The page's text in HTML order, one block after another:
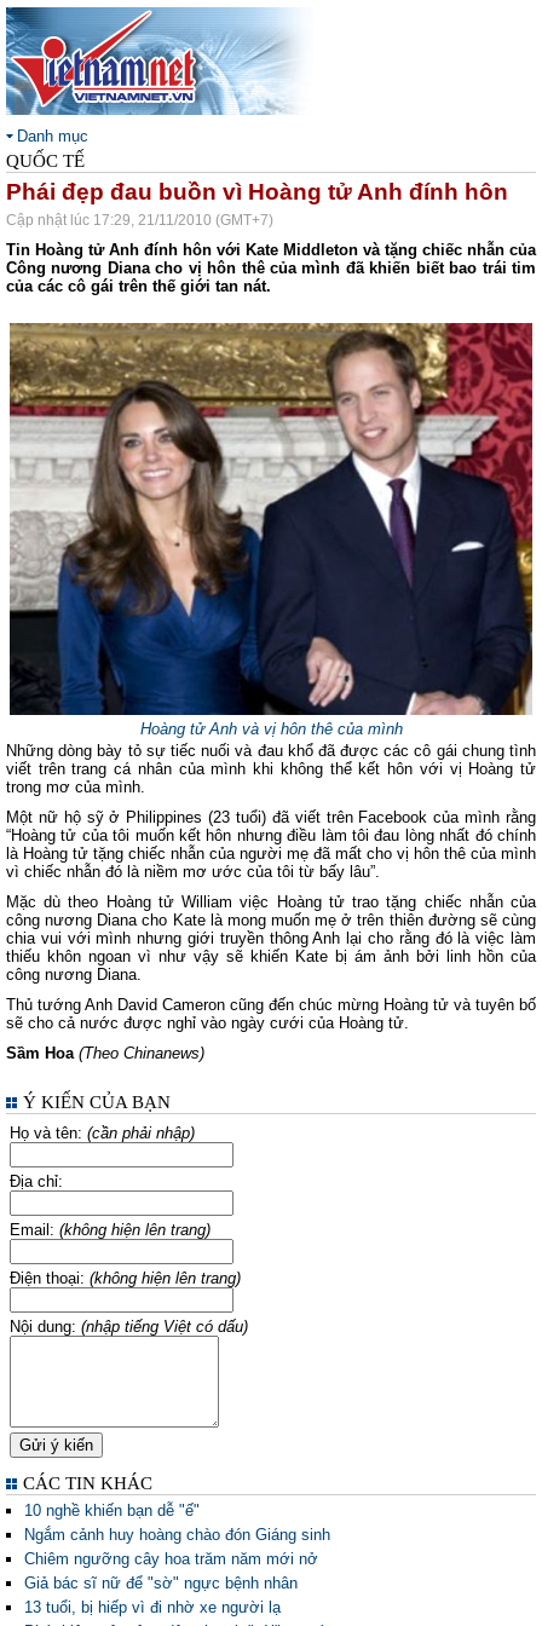
Danh mục
QUỐC TẾ
Phái đẹp đau buồn vì Hoàng tử Anh đính hôn
Cập nhật lúc 17:29, 21/11/2010 (GMT+7)
Tin Hoàng tử Anh đính hôn với Kate Middleton và tặng chiếc nhẫn của
Công nương Diana cho vị hôn thê của mình đã khiến biết bao trái tim
của các cô gái trên thế giới tan nát.
Hoàng tử Anh và vị hôn thê của mình
Những dòng bày tỏ sự tiếc nuối và đau khổ đã được các cô gái chung tình
viết trên trang cá nhân của mình khi không thể kết hôn với vị Hoàng tử
trong mơ của mình.
Một nữ hộ sỹ ở Philippines (23 tuổi) đã viết trên Facebook của mình rằng
“Hoàng tử của tôi muốn kết hôn nhưng điều làm tôi đau lòng nhất đó chính
là Hoàng tử tặng chiếc nhẫn của người mẹ đã mất cho vị hôn thê của mình
vì chiếc nhẫn đó là niềm mơ ước của tôi từ bấy lâu”.
Mặc dù theo Hoàng tử William việc Hoàng tử trao tặng chiếc nhẫn của
công nương Diana cho Kate là mong muốn mẹ ở trên thiên đường sẽ cùng
chia vui với mình nhưng giới truyền thông Anh lại cho rằng đó là việc làm
thiếu khôn ngoan vì như vậy sẽ khiến Kate bị ám ảnh bởi linh hồn của
công nương Diana.
Thủ tướng Anh David Cameron cũng đến chúc mừng Hoàng tử và tuyên bố
sẽ cho cả nước được nghỉ vào ngày cưới của Hoàng tử.
Sầm Hoa (Theo Chinanews)
Ý KIẾN CỦA BẠN
Họ và tên: (cần phải nhập)
Địa chỉ:
Email: (không hiện lên trang)
Điện thoại: (không hiện lên trang)
Nội dung: (nhập tiếng Việt có dấu)
CÁC TIN KHÁC
10 nghề khiến bạn dễ "ế"
Ngắm cảnh huy hoàng chào đón Giáng sinh
Chiêm ngưỡng cây hoa trăm năm mới nở
Giả bác sĩ nữ để "sờ" ngực bệnh nhân
13 tuổi, bị hiếp vì đi nhờ xe người lạ